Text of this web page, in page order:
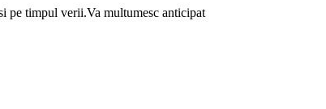
pe timpul verii.Va multumesc anticipat